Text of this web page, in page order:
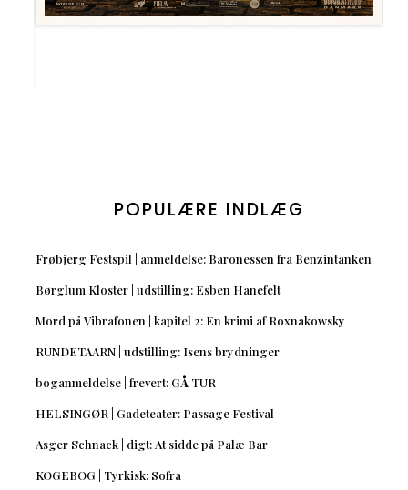
POPULÆRE INDLÆG
Frøbjerg Festspil | anmeldelse: Baronessen fra Benzintanken
Børglum Kloster | udstilling: Esben Hanefelt
Mord på Vibrafonen | kapitel 2: En krimi af Roxnakowsky
RUNDETAARN | udstilling: Isens brydninger
boganmeldelse | frevert: GÅ TUR
HELSINGØR | Gadeteater: Passage Festival
Asger Schnack | digt: At sidde på Palæ Bar
KOGEBOG | Tyrkisk: Sofra